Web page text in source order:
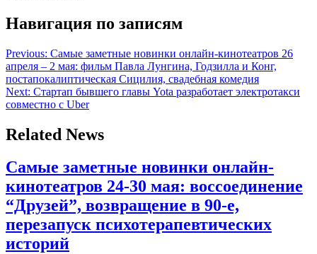
Навигация по записям
Previous: Самые заметные новинки онлайн-кинотеатров 26
апреля – 2 мая: фильм Павла Лунгина, Годзилла и Конг,
постапокалиптическая Сицилия, свадебная комедия
Next: Стартап бывшего главы Yota разработает электротакси
совместно с Uber
Related News
Самые заметные новинки онлайн-
кинотеатров 24-30 мая: воссоединение
“Друзей”, возвращение в 90-е,
перезапуск психотерапевтических
историй